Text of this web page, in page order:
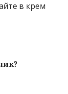
в крем